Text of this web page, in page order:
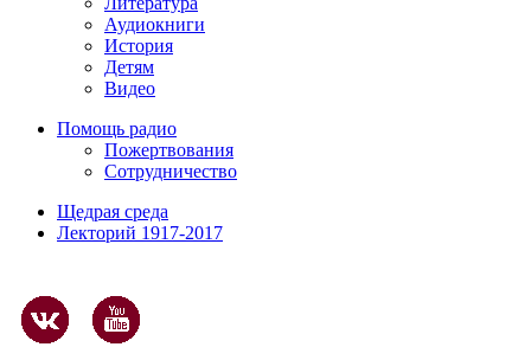
Аудиокниги
История
Детям
Видео
Помощь радио
Пожертвования
Сотрудничество
Щедрая среда
Лекторий 1917-2017